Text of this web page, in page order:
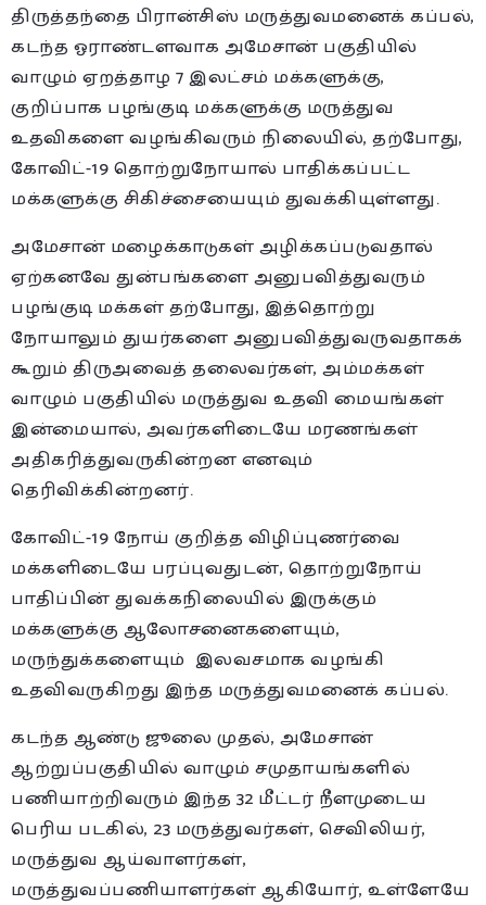
திருத்தந்தை பிரான்சிஸ் மருத்துவமனைக் கப்பல்,
கடந்த ஓராண்டளவாக அமேசான் பகுதியில்
வாழும் ஏறத்தாழ 7 இலட்சம் மக்களுக்கு,
குறிப்பாக பழங்குடி மக்களுக்கு மருத்துவ
உதவிகளை வழங்கிவரும் நிலையில், தற்போது,
கோவிட்-19 தொற்றுநோயால் பாதிக்கப்பட்ட
மக்களுக்கு சிகிச்சையையும் துவக்கியுள்ளது.
அமேசான் மழைக்காடுகள் அழிக்கப்படுவதால்
ஏற்கனவே துன்பங்களை அனுபவித்துவரும்
பழங்குடி மக்கள் தற்போது, இத்தொற்று
நோயாலும் துயர்களை அனுபவித்துவருவதாகக்
கூறும் திருஅவைத் தலைவர்கள், அம்மக்கள்
வாழும் பகுதியில் மருத்துவ உதவி மையங்கள்
இன்மையால், அவர்களிடையே மரணங்கள்
அதிகரித்துவருகின்றன எனவும்
தெரிவிக்கின்றனர்.
கோவிட்-19 நோய் குறித்த விழிப்புணர்வை
மக்களிடையே பரப்புவதுடன், தொற்றுநோய்
பாதிப்பின் துவக்கநிலையில் இருக்கும்
மக்களுக்கு ஆலோசனைகளையும்,
மருந்துக்களையும் இலவசமாக வழங்கி
உதவிவருகிறது இந்த மருத்துவமனைக் கப்பல்.
கடந்த ஆண்டு ஜூலை முதல், அமேசான்
ஆற்றுப்பகுதியில் வாழும் சமுதாயங்களில்
பணியாற்றிவரும் இந்த 32 மீட்டர் நீளமுடைய
பெரிய படகில், 23 மருத்துவர்கள், செவிலியர்,
மருத்துவ ஆய்வாளர்கள்,
மருத்துவப்பணியாளர்கள் ஆகியோர், உள்ளேயே